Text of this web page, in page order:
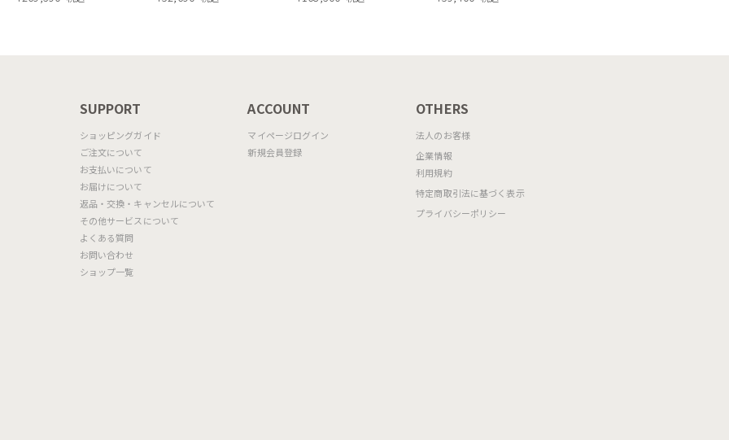
SUPPORT
ショッピングガイド
ご注文について
お支払いについて
お届けについて
返品・交換・キャンセルについて
その他サービスについて
よくある質問
お問い合わせ
ショップ一覧
ACCOUNT
マイページログイン
新規会員登録
OTHERS
法人のお客様
企業情報
利用規約
特定商取引法に基づく表示
プライバシーポリシー